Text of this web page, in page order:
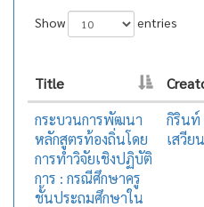
Show entries
Title
กระบวนการพัฒนา
หลักสูตรท้องถิ่นโดย
การทำวิจัยเชิงปฏิบัติ
การ : กรณีศึกษาครู
ชั้นประถมศึกษาใน
กิรินท์
เสวีย